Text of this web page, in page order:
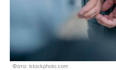
Фото: istockphoto.com